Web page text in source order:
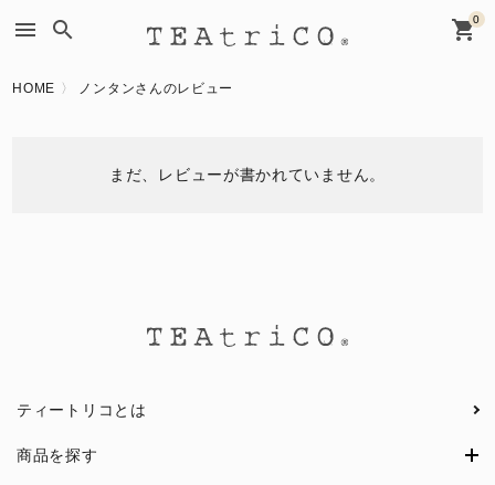
menu search 0
shopping_cart
HOME ノンタンさんのレビュー
まだ、レビューが書かれていません。
ティートリコとは
商品を探す